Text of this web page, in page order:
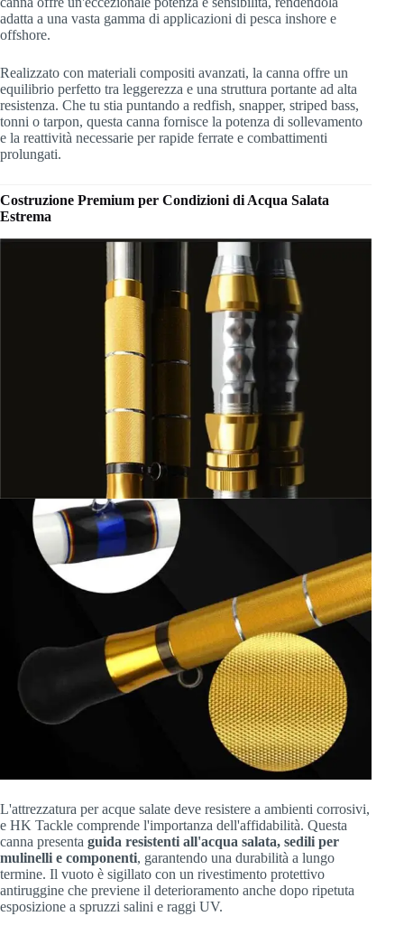
adatta a una vasta gamma di applicazioni di pesca inshore e
offshore.
Realizzato con materiali compositi avanzati, la canna offre un
equilibrio perfetto tra leggerezza e una struttura portante ad alta
resistenza. Che tu stia puntando a redfish, snapper, striped bass,
tonni o tarpon, questa canna fornisce la potenza di sollevamento
e la reattività necessarie per rapide ferrate e combattimenti
prolungati.
Costruzione Premium per Condizioni di Acqua Salata
Estrema
L'attrezzatura per acque salate deve resistere a ambienti corrosivi,
e HK Tackle comprende l'importanza dell'affidabilità. Questa
canna presenta guida resistenti all'acqua salata, sedili per
mulinelli e componenti, garantendo una durabilità a lungo
termine. Il vuoto è sigillato con un rivestimento protettivo
antiruggine che previene il deterioramento anche dopo ripetuta
esposizione a spruzzi salini e raggi UV.